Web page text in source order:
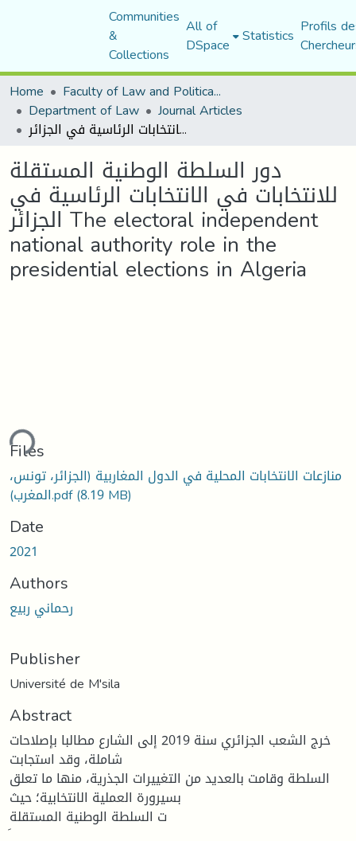
Communities
&
Collections
All of
DSpace Statistics Profils
Home
Faculty of Law and Political Science
Department of Law Journal Articles
دور السلطة الوطنية المستقلة للانتخابات في الانتخابات الرئاسية في الجزائر The electoral independent national authority role in the presidential elections in Algeria
دور السلطة الوطنية المستقلة
للانتخابات في الانتخابات الرئاسية في
الجزائر The electoral independent
national authority role in the
presidential elections in Algeria
Files
منازعات الانتخابات المحلية في الدول المغاربية (الجزائر، تونس،
المغرب).pdf(8.19 MB)
Date
2021
Authors
رحماني ربيع
Publisher
Université de M'sila
Abstract
خرج الشعب الجزائري سنة 2019 إلى الشارع مطالبا بإصلاحات
شاملة، وقد استجابت
السلطة وقامت بالعديد من التغييرات الجذرية، منها ما تعلق
بسيرورة العملية الانتخابية؛ حيث
ت السلطة الوطنية المستقلة